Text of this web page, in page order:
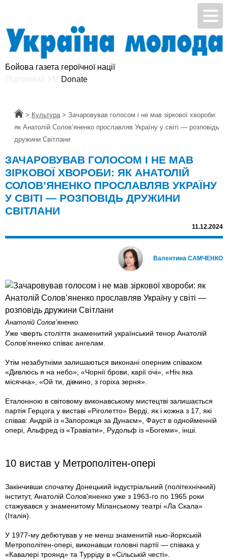
Бойова газета героїчної нації
Головна
> Культура > Зачаровував голосом і не мав зіркової хвороби:
як Анатолій Солов’яненко прославляв Україну у світі — розповідь
дружини Світлани
ЗАЧАРОВУВАВ ГОЛОСОМ І НЕ МАВ
ЗІРКОВОЇ ХВОРОБИ: ЯК АНАТОЛІЙ
СОЛОВ’ЯНЕНКО ПРОСЛАВЛЯВ УКРАЇНУ
У СВІТІ — РОЗПОВІДЬ ДРУЖИНИ
СВІТЛАНИ
11.12.2024
Валентина САМЧЕНКО
Анатолій Солов’яненко.
Уже чверть століття знаменитий український тенор Анатолій
Солов’яненко співає ангелам.
Утім незабутніми залишаються виконані оперним співаком
«Дивлюсь я на небо», «Чорнії брови, карії очі», «Ніч яка
місячна», «Ой ти, дівчино, з горіха зерня».
Еталонною в світовому виконавському мистецтві залишається
партія Герцога у виставі «Ріголетто» Верді, як і кожна з 17, які
співав: Андрій із «Запорожця за Дунаєм», Фауст в однойменній
опері, Альфред із «Травіати», Рудольф із «Богеми», інші.
10 вистав у Метрополітен-опері
Закінчивши спочатку Донецький індустріальний (політехнічний)
інститут, Анатолій Солов’яненко уже з 1963-го по 1965 роки
стажувався у знаменитому Міланському театрі «Ла Скала»
(Італія).
У 1977-му дебютував у не менш знаменитій нью-йоркській
Метрополітен-опері, виконавши головні партії — співака у
«Кавалері троянд» та Турріду в «Сільській честі».